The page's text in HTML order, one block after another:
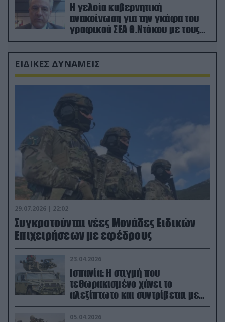
Η γελοία κυβερνητική
ανακοίνωση για την γκάφα του
γραφικού ΣΕΑ Θ.Ντόκου με τους
Ρώσους φαρσέρ
ΕΙΔΙΚΕΣ ΔΥΝΑΜΕΙΣ
29.07.2026 | 22:02
Συγκροτούνται νέες Μονάδες Ειδικών
Επιχειρήσεων με εφέδρους
23.04.2026
Ισπανία: Η στιγμή που
τεθωρακισμένο χάνει το
αλεξίπτωτο και συντρίβεται με
ορμή στο έδαφος (βίντεο)
05.04.2026